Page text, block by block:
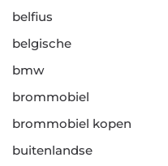
belfius
belgische
bmw
brommobiel
brommobiel kopen
buitenlandse